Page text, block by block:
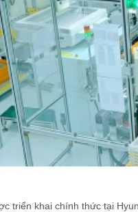
triển khai chính thức tại